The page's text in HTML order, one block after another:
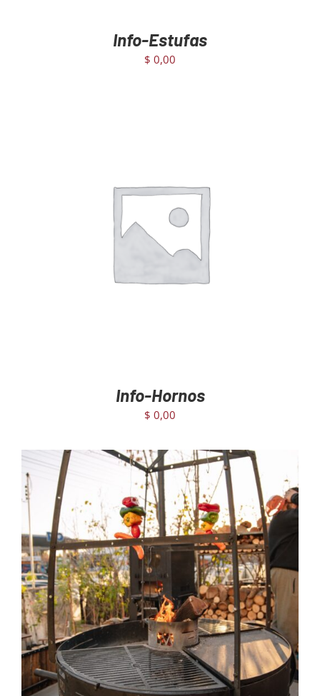
Info-Estufas
$ 0,00
AGREGAR AL CARRITO DETAILS
Info-Hornos
$ 0,00
AGREGAR AL CARRITO / DETAILS